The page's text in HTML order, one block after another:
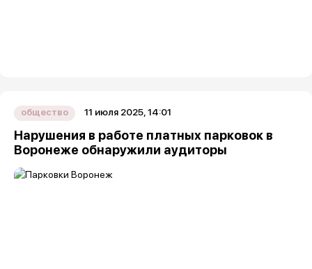
общество 11 июля 2025, 14:01
Нарушения в работе платных парковок в
Воронеже обнаружили аудиторы